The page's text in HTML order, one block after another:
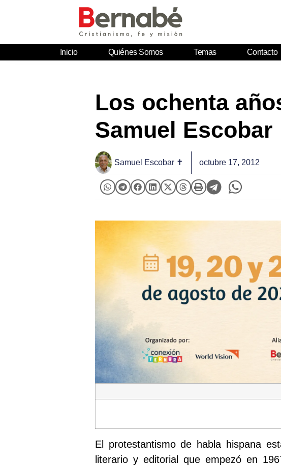
Inicio Quiénes Somos Temas Contacto
Los ochenta
Samuel Escobar
Samuel Escobar ✝ octubre 17, 2012
El protestantismo de habla hispana
literario y editorial que empezó en